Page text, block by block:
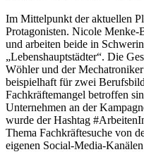
Im Mittelpunkt der aktuellen
Protagonisten. Nicole Menke-
und arbeiten beide in
„Lebenshauptstädter“. Die
Wöhler und der
beispielhaft für zwei
Fachkräftemangel betroffen
Unternehmen an der
wurde der Hashtag
Thema Fachkräftesuche von
eigenen Social-Media-